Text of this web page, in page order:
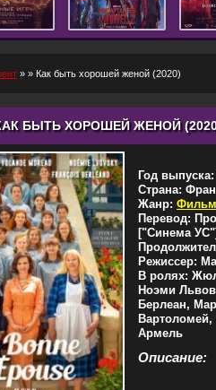
» » Как быть хорошей женой (2020)
БЫТЬ ХОРОШЕЙ ЖЕНОЙ
Год выпуска:
Страна:
Жанр:
Перевод:
["Синема УС"]
Режиссер:
В ролях:
Ноэми
Берлеан,
Армель
Описание: